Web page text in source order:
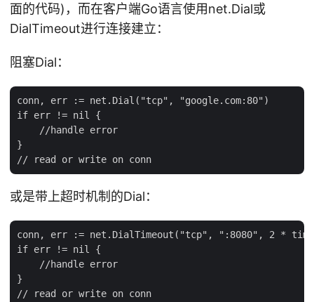
面的代码)，而在客户端Go语言使用net.Dial或
DialTimeout进行连接建立：
阻塞Dial：
conn, err := net.Dial("tcp", "google.com:80")
if err != nil {
    //handle error
}
或是带上超时机制的Dial：
conn, err := net.DialTimeout("tcp", ":8080", 2 *
if err != nil {
    //handle error
}